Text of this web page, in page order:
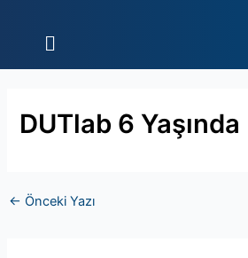
Menü
DUTlab 6 Yaşında
← Önceki Yazı